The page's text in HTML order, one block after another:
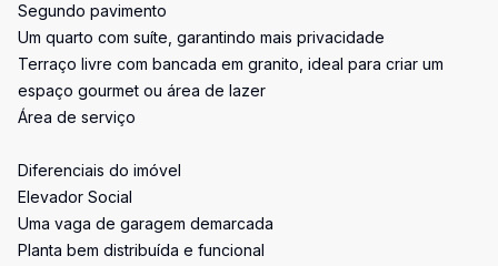
Segundo pavimento
Um quarto com suíte, garantindo mais privacidade
Terraço livre com bancada em granito, ideal para criar um
espaço gourmet ou área de lazer
Área de serviço
Diferenciais do imóvel
Elevador Social
Uma vaga de garagem demarcada
Planta bem distribuída e funcional